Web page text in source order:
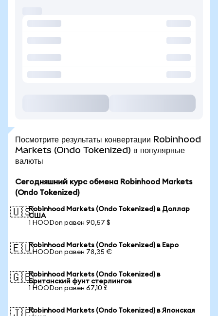
Посмотрите результаты конвертации Robinhood
Markets (Ondo Tokenized) в популярные
валюты
Сегодняшний курс обмена Robinhood Markets
(Ondo Tokenized)
🇺🇸Robinhood Markets (Ondo Tokenized) в Доллар
США
1 HOODon равен 90,57 $
🇪🇺Robinhood Markets (Ondo Tokenized) в Евро
1 HOODon равен 78,35 €
🇬🇧Robinhood Markets (Ondo Tokenized) в
Британский фунт стерлингов
1 HOODon равен 67,10 £
Robinhood Markets (Ondo Tokenized) в Японская